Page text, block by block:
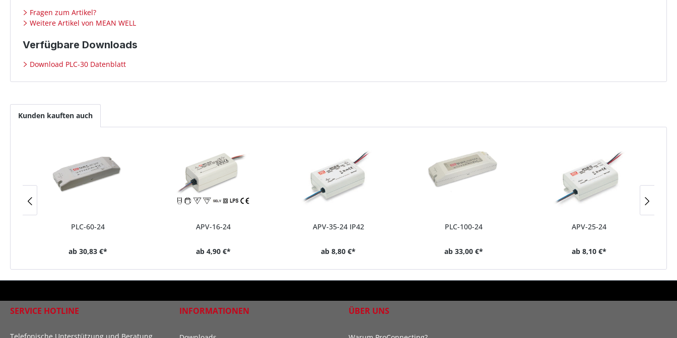
Fragen zum Artikel?
Weitere Artikel von MEAN WELL
Verfügbare Downloads
Download PLC-30 Datenblatt
Kunden kauften auch
PLC-60-24
ab 30,83 €*
APV-16-24
ab 4,90 €*
APV-35-24 IP42
ab8,80 €*
PLC-100-24
ab33,00 €*
APV-25-24
ab8,10 €*
SERVICE HOTLINE
Telefonische Unterstützung und Beratung
INFORMATIONEN ÜBER UNS